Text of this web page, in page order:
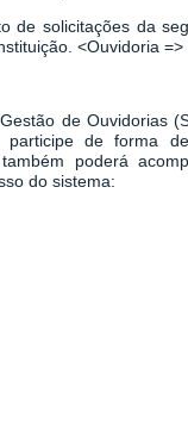
de solicitações da
<Ouvidoria
de Ouvidorias
de forma
poderá
do sistema: